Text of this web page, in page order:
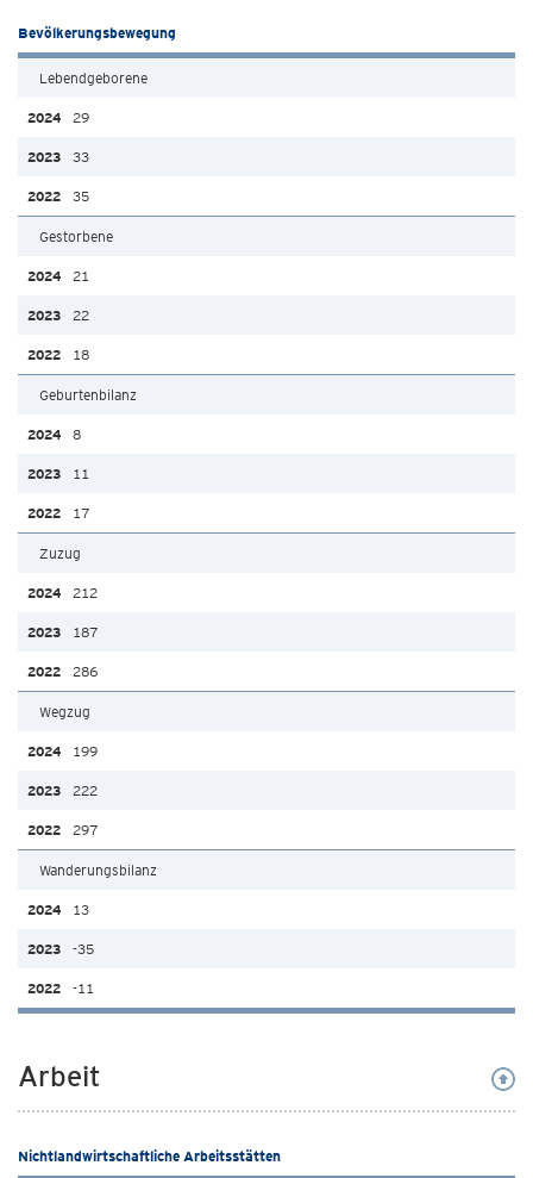
Bevölkerungsbewegung
Lebendgeborene
29
33
35
Gestorbene
21
22
18
Geburtenbilanz
8
11
17
Zuzug
212
187
286
Wegzug
199
222
297
Wanderungsbilanz
13
-35
-11
Arbeit
Nichtlandwirtschaftliche Arbeitsstätten